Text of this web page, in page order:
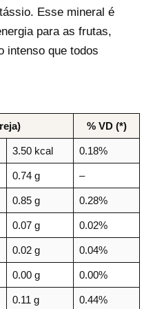
Esse mineral é
para as frutas,
intenso que todos
% VD (*)
3.50 kcal 0.18%
0.74 g –
0.85 g 0.28%
0.07 g 0.02%
0.02 g 0.04%
0.00 g 0.00%
0.11 g 0.44%